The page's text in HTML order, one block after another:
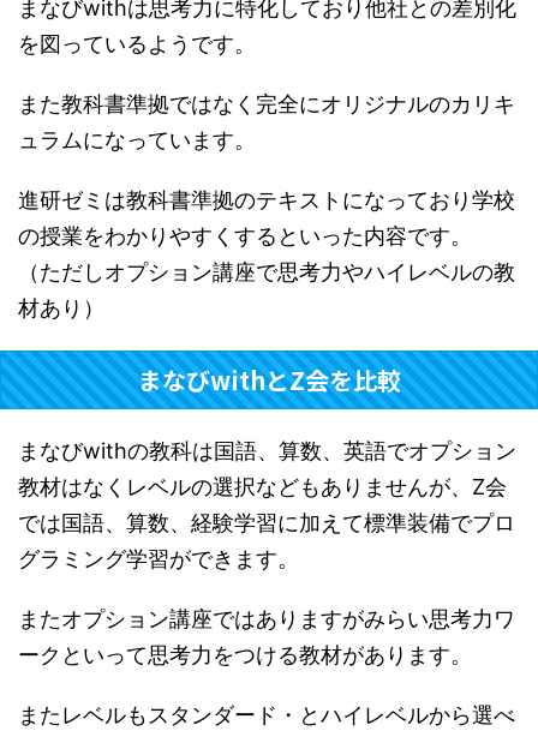
まなびwithは思考力に特化しており他社との差別化
を図っているようです。
また教科書準拠ではなく完全にオリジナルのカリキ
ュラムになっています。
進研ゼミは教科書準拠のテキストになっており学校
の授業をわかりやすくするといった内容です。
（ただしオプション講座で思考力やハイレベルの教
材あり）
まなびwithとZ会を比較
まなびwithの教科は国語、算数、英語でオプション
教材はなくレベルの選択などもありませんが、Z会
では国語、算数、経験学習に加えて標準装備でプロ
グラミング学習ができます。
またオプション講座ではありますがみらい思考力ワ
ークといって思考力をつける教材があります。
またレベルもスタンダード・とハイレベルから選べ